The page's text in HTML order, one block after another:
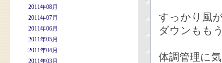
2011年08月
2011年07月
2011年06月
2011年05月
2011年04月
2011年03月
すっかり風
ダウンもも
体調管理に